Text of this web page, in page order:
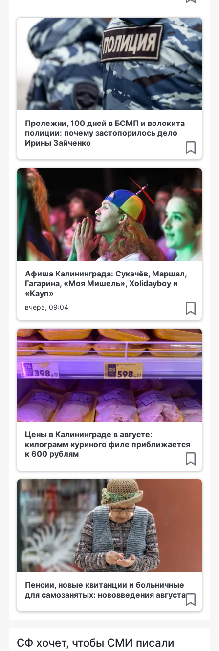
Пролежни, 100 дней в БСМП и волокита
полиции: почему застопорилось дело
Ирины Зайченко
Афиша Калининграда: Сукачёв, Маршал,
Гагарина, «Моя Мишель», Xolidayboy и
«Кауп»
вчера, 09:04
Цены в Калининграде в августе:
килограмм куриного филе приближается
к 600 рублям
Пенсии, новые квитанции и больничные
для самозанятых: нововведения августа
СФ хочет, чтобы СМИ писали